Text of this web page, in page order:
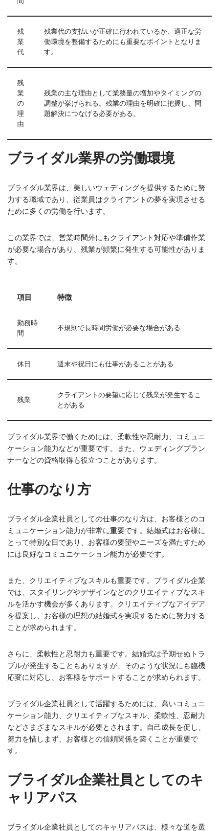
残
業
代
残業代の支払いが正確に行われているか、適正な労
働環境を整備するためにも重要なポイントとなりま
す。
残
業
の
理
由
残業の主な理由として業務量の増加やタイミングの
調整が挙げられる。残業の理由を明確に把握し、問
題解決につなげる必要がある。
ブライダル業界の労働環境
ブライダル業界は、美しいウェディングを提供するために努
力する職域であり、従業員はクライアントの夢を実現させる
ために多くの労働を行います。
この業界では、営業時間外にもクライアント対応や準備作業
が必要な場合があり、残業が頻繁に発生する可能性がありま
す。
項目 特徴
勤務時
間
不規則で長時間労働が必要な場合がある
休日 週末や祝日にも仕事があることがある
残業
クライアントの要望に応じて残業が発生するこ
とがある
ブライダル業界で働くためには、柔軟性や忍耐力、コミュニ
ケーション能力などが重要です。また、ウェディングプラン
ナーなどの資格取得も役立つことがあります。
仕事のなり方
ブライダル企業社員としての仕事のなり方は、お客様とのコ
ミュニケーション能力が非常に重要です。結婚式はお客様に
とって特別な日であり、お客様の要望やニーズを満たすため
には良好なコミュニケーション能力が必要です。
また、クリエイティブなスキルも重要です。ブライダル企業
では、スタイリングやデザインなどのクリエイティブなスキ
ルを活かす機会が多くあります。クリエイティブなアイデア
を提案し、お客様の理想の結婚式を実現するために努力する
ことが求められます。
さらに、柔軟性と忍耐力も重要です。結婚式は予期せぬトラ
ブルが発生することもありますが、そのような状況にも臨機
応変に対応し、お客様をサポートすることが求められます。
ブライダル企業社員として活躍するためには、高いコミュニ
ケーション能力、クリエイティブなスキル、柔軟性、忍耐力
などさまざまなスキルが必要とされます。自己成長を促し、
努力を惜しまず、お客様との信頼関係を築くことが重要で
す。
ブライダル企業社員としてのキ
ャリアパス
ブライダル企業社員としてのキャリアパスは、様々な道を選